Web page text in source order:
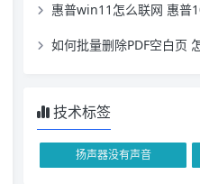
惠普win11怎么联网 惠普
如何批量删除PDF空白页
技术标签
扬声器没有声音